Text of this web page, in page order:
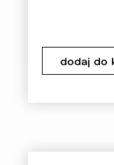
dodaj do